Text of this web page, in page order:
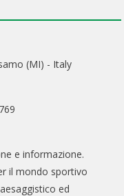
(MI) - Italy
e informazione.
il mondo sportivo
ed